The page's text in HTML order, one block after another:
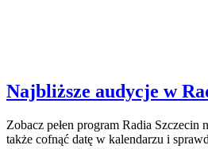
Najbliższe audycje w
Zobacz pełen program Radia Szczecin
także cofnąć datę w kalendarzu i